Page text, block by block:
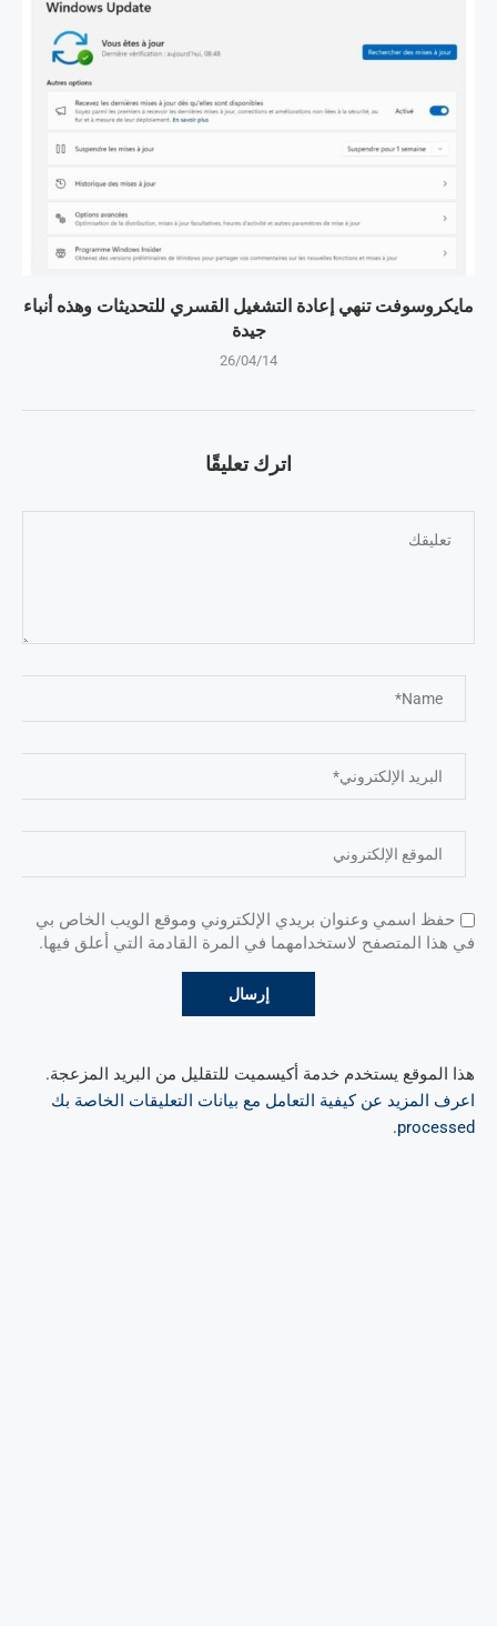
مايكروسوفت تنهي إعادة التشغيل القسري للتحديثات وهذه أنباء
جيدة
26/04/14
اترك تعليقًا
حفظ اسمي وعنوان بريدي الإلكتروني وموقع الويب الخاص بي
في هذا المتصفح لاستخدامهما في المرة القادمة التي أعلق فيها.
هذا الموقع يستخدم خدمة أكيسميت للتقليل من البريد المزعجة.
اعرف المزيد عن كيفية التعامل مع بيانات التعليقات الخاصة بك
processed
.